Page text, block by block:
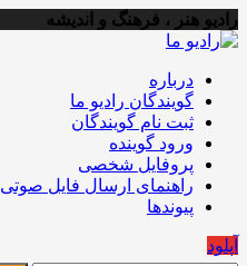
رادیو هنر ، فرهنگ و اندیشه
درباره
گویندگان رادیو ما
ثبت نام گویندگان
ورود گوینده
پروفایل شخصی
راهنمای ارسال فایل صوتی
پیوندها
آپلود